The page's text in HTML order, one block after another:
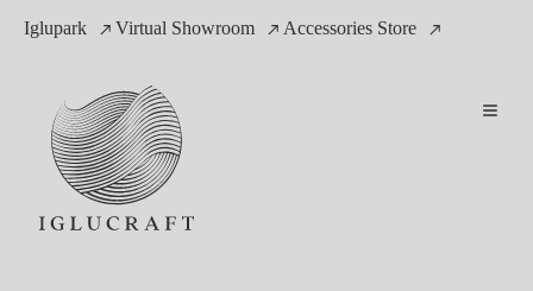
Iglupark Virtual Showroom Accessories Store